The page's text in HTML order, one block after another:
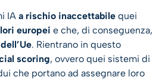
IA a rischio inaccettabile quei
europei e che, di conseguenza,
. Rientrano in questo
scoring, ovvero quei sistemi di
che portano ad assegnare loro